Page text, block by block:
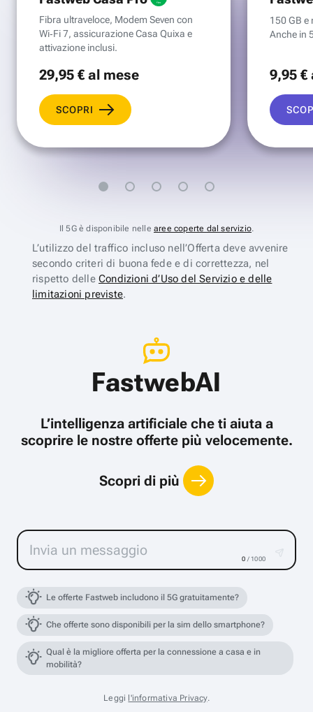
Fibra ultraveloce, Modem Seven con
Wi‑Fi 7, assicurazione Casa Quixa e
attivazione inclusi.
29,95 €al mese
SCOPRI
150 GB e
Anche in
9,95 €
Il 5G è disponibile nelle aree coperte dal servizio.
L’utilizzo del traffico incluso nell’Offerta deve avvenire
secondo criteri di buona fede e di correttezza, nel
rispetto delle Condizioni d’Uso del Servizio e delle
limitazioni previste.
FastwebAI
L’intelligenza artificiale che ti aiuta a
scoprire le nostre offerte più velocemente.
Scopri di più
0 / 1000
Le offerte Fastweb includono il 5G gratuitamente?
Che offerte sono disponibili per la sim dello smartphone?
Qual è la migliore offerta per la connessione a casa e in
mobilità?
Leggi l'informativa Privacy.